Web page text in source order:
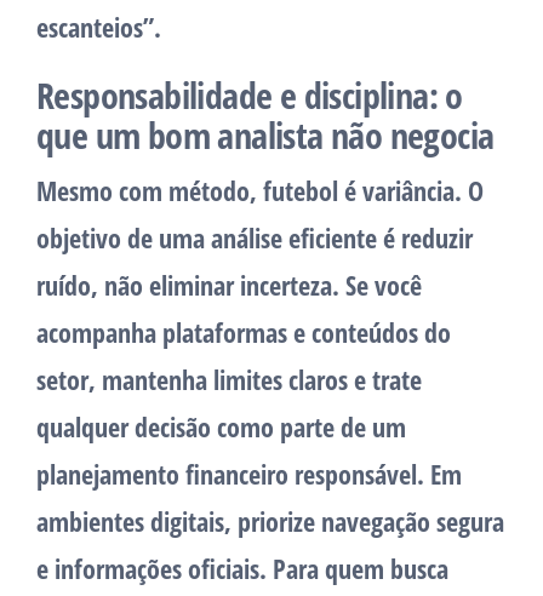
escanteios”.
Responsabilidade e disciplina: o
que um bom analista não negocia
Mesmo com método, futebol é variância. O
objetivo de uma análise eficiente é reduzir
ruído, não eliminar incerteza. Se você
acompanha plataformas e conteúdos do
setor, mantenha limites claros e trate
qualquer decisão como parte de um
planejamento financeiro responsável. Em
ambientes digitais, priorize navegação segura
e informações oficiais. Para quem busca